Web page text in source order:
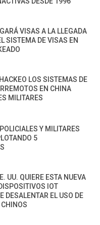
VISAS A LA LLEGADA
SISTEMA DE VISAS EN
LOS SISTEMAS DE
EN CHINA
MILITARES
Y MILITARES
5
UU. QUIERE ESTA NUEVA
IOT
DESALENTAR EL USO DE